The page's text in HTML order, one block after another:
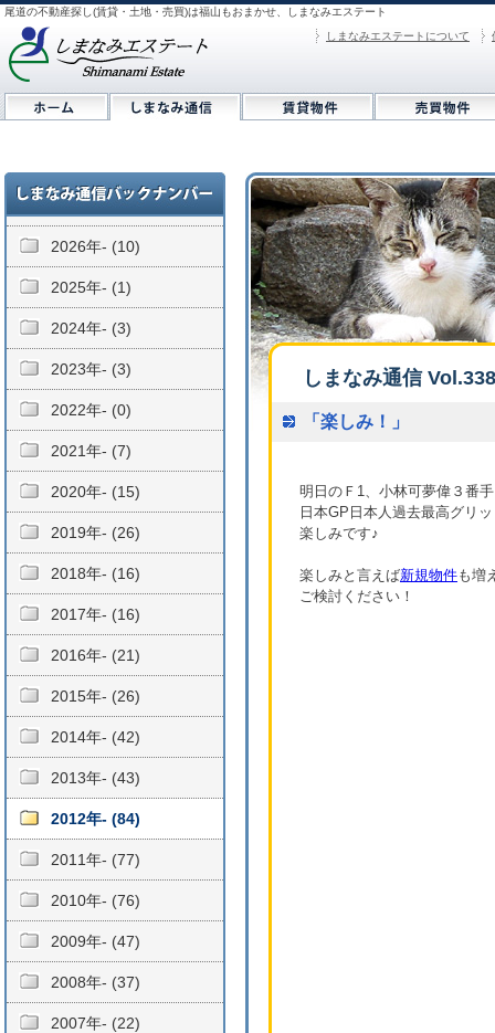
尾道の不動産探し(賃貸・土地・売買)は福山もおまかせ、しまなみエステート
しまなみエステートについて
しまなみ通信
「楽しみ！」
明日のＦ1、小林可夢偉３番
日本GP日本人過去最高グリ
楽しみです♪
楽しみと言えば新規物件も増
ご検討ください！
2026年- (10)
2025年- (1)
2024年- (3)
2023年- (3)
2022年- (0)
2021年- (7)
2020年- (15)
2019年- (26)
2018年- (16)
2017年- (16)
2016年- (21)
2015年- (26)
2014年- (42)
2013年- (43)
2012年- (84)
2011年- (77)
2010年- (76)
2009年- (47)
2008年- (37)
2007年- (22)